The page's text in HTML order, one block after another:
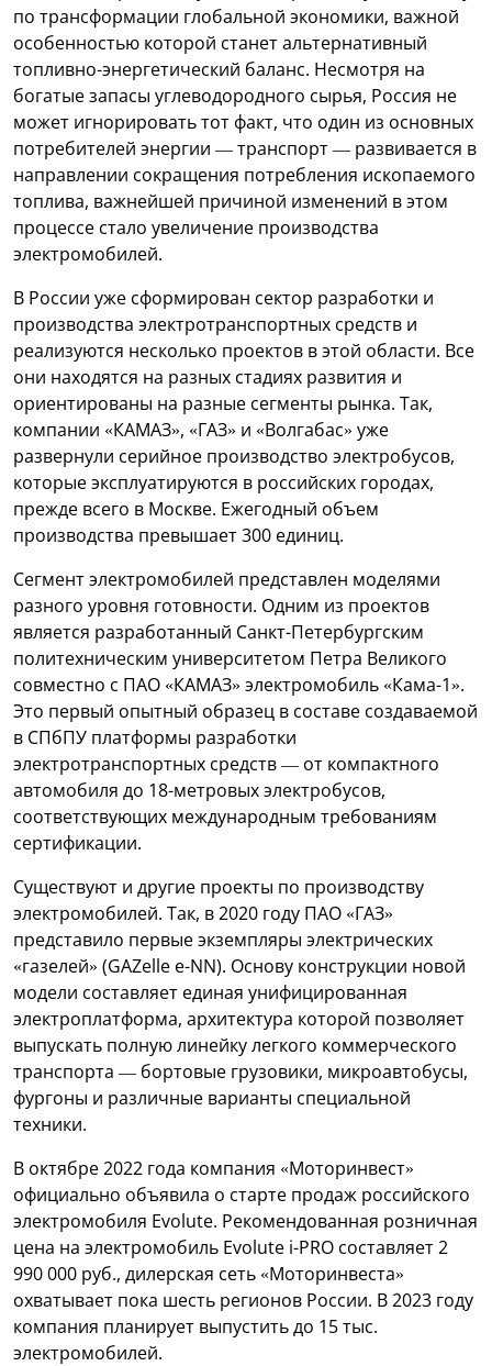
по трансформации глобальной экономики, важной
особенностью которой станет альтернативный
топливно-энергетический баланс. Несмотря на
богатые запасы углеводородного сырья, Россия не
может игнорировать тот факт, что один из основных
потребителей энергии — транспорт — развивается в
направлении сокращения потребления ископаемого
топлива, важнейшей причиной изменений в этом
процессе стало увеличение производства
электромобилей.
В России уже сформирован сектор разработки и
производства электротранспортных средств и
реализуются несколько проектов в этой области. Все
они находятся на разных стадиях развития и
ориентированы на разные сегменты рынка. Так,
компании «КАМАЗ», «ГАЗ» и «Волгабас» уже
развернули серийное производство электробусов,
которые эксплуатируются в российских городах,
прежде всего в Москве. Ежегодный объем
производства превышает 300 единиц.
Сегмент электромобилей представлен моделями
разного уровня готовности. Одним из проектов
является разработанный Санкт-Петербургским
политехническим университетом Петра Великого
совместно с ПАО «КАМАЗ» электромобиль «Кама-1».
Это первый опытный образец в составе создаваемой
в СПбПУ платформы разработки
электротранспортных средств — от компактного
автомобиля до 18-метровых электробусов,
соответствующих международным требованиям
сертификации.
Существуют и другие проекты по производству
электромобилей. Так, в 2020 году ПАО «ГАЗ»
представило первые экземпляры электрических
«газелей» (GAZelle e-NN). Основу конструкции новой
модели составляет единая унифицированная
электроплатформа, архитектура которой позволяет
выпускать полную линейку легкого коммерческого
транспорта — бортовые грузовики, микроавтобусы,
фургоны и различные варианты специальной
техники.
В октябре 2022 года компания «Моторинвест»
официально объявила о старте продаж российского
электромобиля Evolute. Рекомендованная розничная
цена на электромобиль Evolute i-PRO составляет 2
990 000 руб., дилерская сеть «Моторинвеста»
охватывает пока шесть регионов России. В 2023 году
компания планирует выпустить до 15 тыс.
электромобилей.